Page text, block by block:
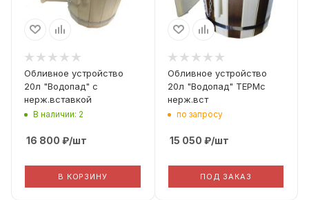
Обливное устройство
20л "Водопад" с
нерж.вставкой
В наличии: 2
16 800 ₽/шт
В КОРЗИНУ
Обливное устройство
20л "Водопад" ТЕРМс
нерж.вст
по запросу
15 050 ₽/шт
ПОД ЗАКАЗ